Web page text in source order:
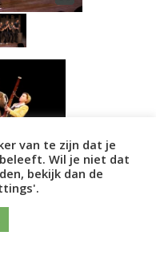
van te zijn dat je
Wil je niet dat
bekijk dan de